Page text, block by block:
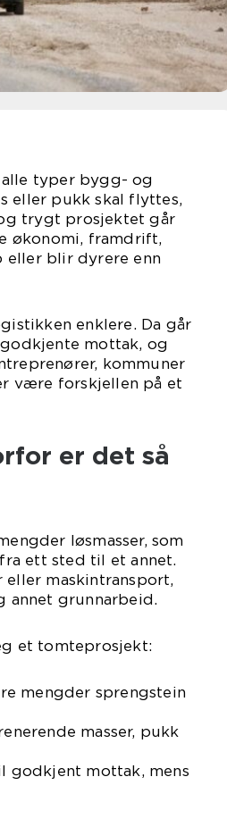
typer bygg- og
eller pukk skal flyttes,
trygt prosjektet går
økonomi, framdrift,
eller blir dyrere enn
enklere. Da går
mottak, og
kommuner
være forskjellen på et
er det så
løsmasser, som
ett sted til et annet.
maskintransport,
annet grunnarbeid.
et tomteprosjekt:
mengder sprengstein
masser, pukk
godkjent mottak, mens